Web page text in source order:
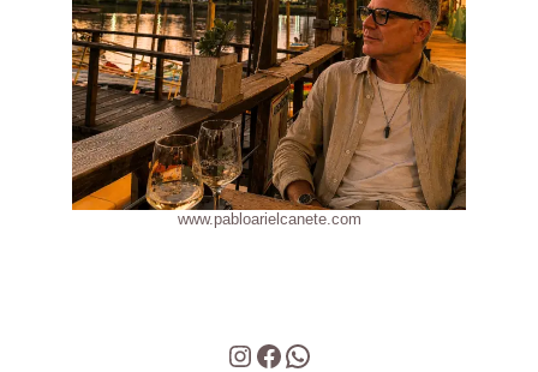
www.pabloarielcanete.com
Instagram
Facebook
WhatsApp